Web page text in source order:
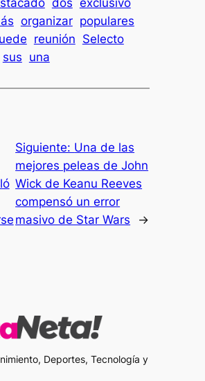
dos exclusivo
organizar populares
reunión Selecto
sus una
Siguiente: Una de las
mejores peleas de John
Wick de Keanu Reeves
compensó un error
masivo de Star Wars
→
Deportes, Tecnología y